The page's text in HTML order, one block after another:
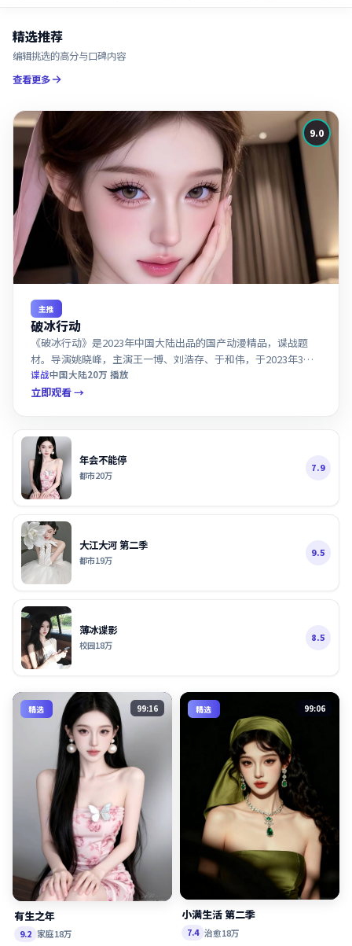
精选推荐
编辑挑选的高分与口碑内容
查看更多
9.0
主推
破冰行动
《破冰行动》是2023年中国大陆出品的国产动漫精品，谍战题
材。导演姚晓峰，主演王一博、刘浩存、于和伟，于2023年3月
15日上映。站内支持国产精品高清在线观看，画质蓝光臻彩。
谍战中国大陆20万 播放
立即观看 →
年会不能停
都市20万
7.9
大江大河 第二季
都市19万
9.5
薄冰谍影
校园18万
8.5
精选 99:16
有生之年
9.2 家庭18万
精选 99:06
小满生活 第二季
7.4 治愈18万